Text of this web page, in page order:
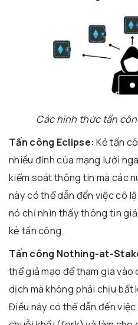
Các hình thức tấn
Tấn công Eclipse: Kẻ tấn
nhiều đỉnh của mạng lưới
kiểm soát thông tin mà các
này có thể dẫn đến việc cô
nó chỉ nhìn thấy thông tin
kẻ tấn công.
Tấn công Nothing-at-
thể giả mạo để tham gia
dịch mà không phải chịu bất
Điều này có thể dẫn đến